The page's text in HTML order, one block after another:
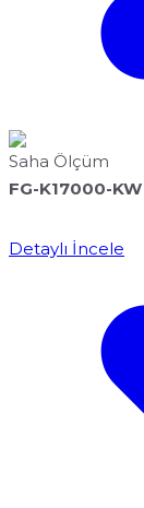
Saha Ölçüm
FG-K17000-KW
Detaylı İncele